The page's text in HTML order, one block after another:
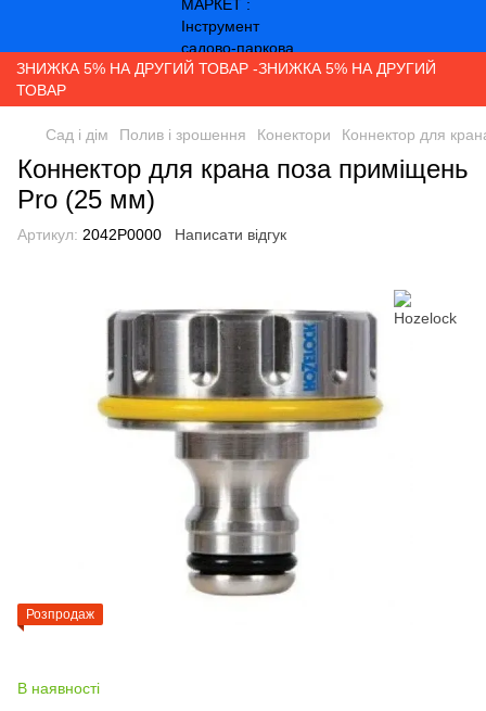
ЗНИЖКА 5% НА ДРУГИЙ ТОВАР -ЗНИЖКА 5% НА ДРУГИЙ
ТОВАР
Сад і дім Полив і зрошення Конектори Коннектор для
Коннектор для крана поза приміщень
Pro (25 мм)
Артикул: 2042P0000 Написати відгук
Розпродаж
В наявності